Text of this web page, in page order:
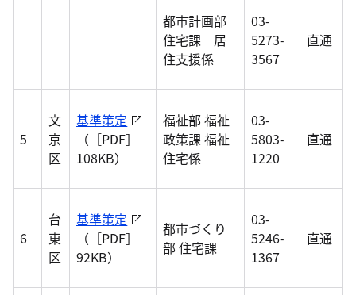
都市計画部
住宅課 居
住支援係
03-
5273-
3567
直通
5
文
京
区
基準策定
（［PDF］
108KB）
福祉部 福祉
政策課 福祉
住宅係
03-
5803-
1220
直通
6
台
東
区
基準策定
（［PDF］
92KB）
都市づくり
部 住宅課
03-
5246-
1367
直通